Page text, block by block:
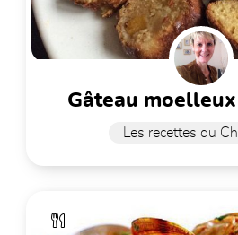
gâteau
Les recettes du